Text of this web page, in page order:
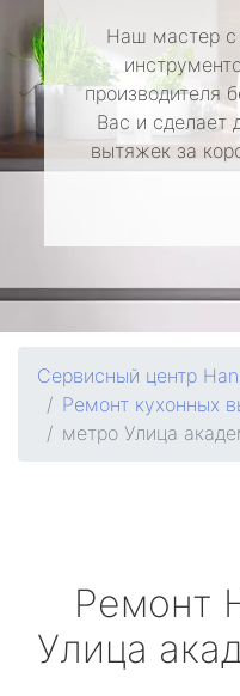
Наш мастер с
производителя
Вас и сделает
вытяжек за
Сервисный центр
Ремонт кухонных
метро Улица
Ремонт
Улица